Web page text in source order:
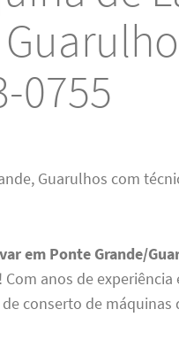
0755
Guarulhos com
em Ponte Grande/
anos de experiência
conserto de máquinas